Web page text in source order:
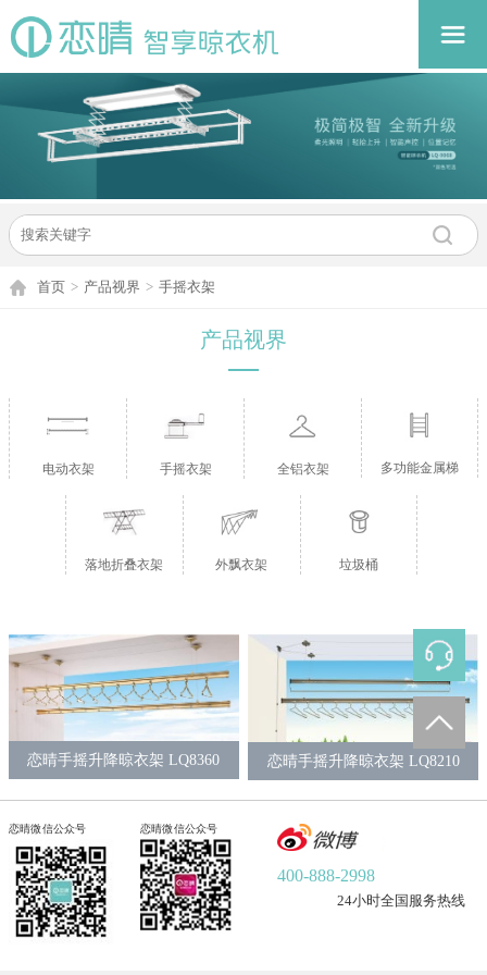
首页 > 产品视界 > 手摇衣架
产品视界
电动衣架 手摇衣架 全铝衣架 多功能金属梯
落地折叠衣架 外飘衣架 垃圾桶
恋晴手摇升降晾衣架 LQ8360 恋晴手摇升降晾衣架 LQ8210
恋晴微信公众号 恋晴微信公众号
400-888-2998
24小时全国服务热线